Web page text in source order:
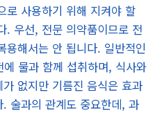
로 사용하기 위해 지켜야 할
. 우선, 전문 의약품이므로 전
해서는 안 됩니다. 일반적인
물과 함께 섭취하며, 식사와
없지만 기름진 음식은 효과
술과의 관계도 중요한데, 과